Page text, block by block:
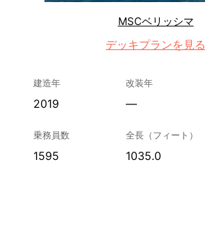
MSCベリッシマ
デッキプランを見る
建造年
2019
改装年
—
乗務員数
1595
全長（フィート）
1035.0